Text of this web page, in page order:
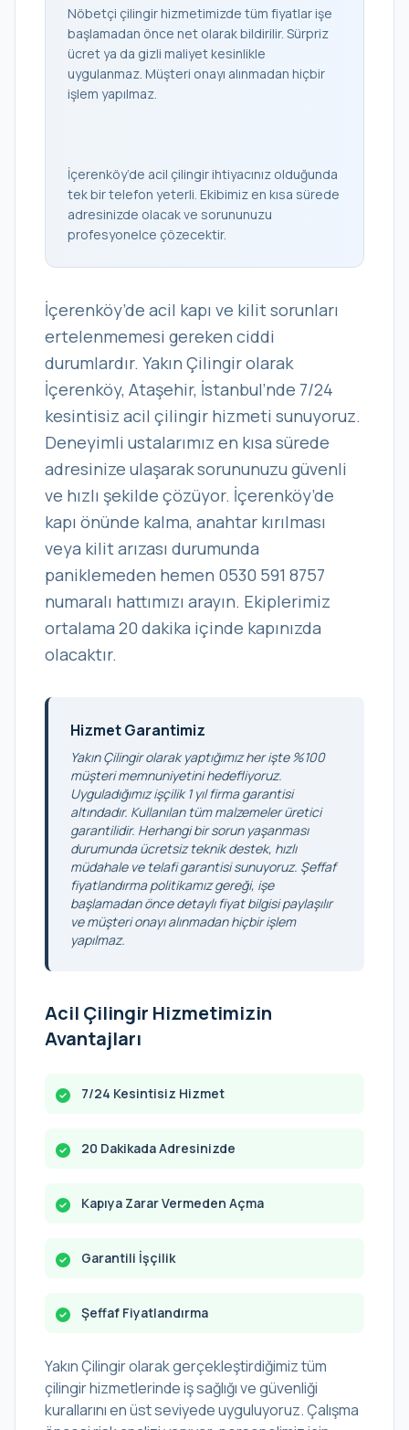
Nöbetçi çilingir hizmetimizde tüm fiyatlar işe
başlamadan önce net olarak bildirilir. Sürpriz
ücret ya da gizli maliyet kesinlikle
uygulanmaz. Müşteri onayı alınmadan hiçbir
işlem yapılmaz.
İçerenköy’de acil çilingir ihtiyacınız olduğunda
tek bir telefon yeterli. Ekibimiz en kısa sürede
adresinizde olacak ve sorununuzu
profesyonelce çözecektir.
İçerenköy’de acil kapı ve kilit sorunları
ertelenmemesi gereken ciddi
durumlardır. Yakın Çilingir olarak
İçerenköy, Ataşehir, İstanbul’nde 7/24
kesintisiz acil çilingir hizmeti sunuyoruz.
Deneyimli ustalarımız en kısa sürede
adresinize ulaşarak sorununuzu güvenli
ve hızlı şekilde çözüyor. İçerenköy’de
kapı önünde kalma, anahtar kırılması
veya kilit arızası durumunda
paniklemeden hemen 0530 591 8757
numaralı hattımızı arayın. Ekiplerimiz
ortalama 20 dakika içinde kapınızda
olacaktır.
Hizmet Garantimiz
Yakın Çilingir olarak yaptığımız her işte %100
müşteri memnuniyetini hedefliyoruz.
Uyguladığımız işçilik 1 yıl firma garantisi
altındadır. Kullanılan tüm malzemeler üretici
garantilidir. Herhangi bir sorun yaşanması
durumunda ücretsiz teknik destek, hızlı
müdahale ve telafi garantisi sunuyoruz. Şeffaf
fiyatlandırma politikamız gereği, işe
başlamadan önce detaylı fiyat bilgisi paylaşılır
ve müşteri onayı alınmadan hiçbir işlem
yapılmaz.
Acil Çilingir Hizmetimizin
Avantajları
7/24 Kesintisiz Hizmet
20 Dakikada Adresinizde
Kapıya Zarar Vermeden Açma
Garantili İşçilik
Şeffaf Fiyatlandırma
Yakın Çilingir olarak gerçekleştirdiğimiz tüm
çilingir hizmetlerinde iş sağlığı ve güvenliği
kurallarını en üst seviyede uyguluyoruz. Çalışma